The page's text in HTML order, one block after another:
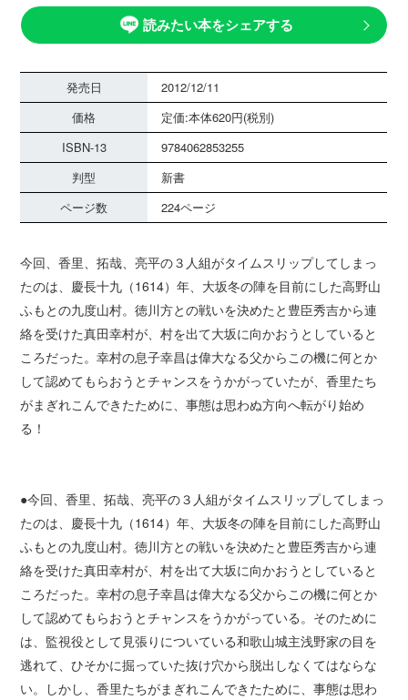
読みたい本をシェアする
発売日
2012/12/11
価格
定価:本体620円(税別)
ISBN-13
9784062853255
判型
新書
ページ数
224ページ
今回、香里、拓哉、亮平の３人組がタイムスリップしてしまっ
たのは、慶長十九（1614）年、大坂冬の陣を目前にした高野山
ふもとの九度山村。徳川方との戦いを決めたと豊臣秀吉から連
絡を受けた真田幸村が、村を出て大坂に向かおうとしていると
ころだった。幸村の息子幸昌は偉大なる父からこの機に何とか
して認めてもらおうとチャンスをうかがっていたが、香里たち
がまぎれこんできたために、事態は思わぬ方向へ転がり始め
る！
●今回、香里、拓哉、亮平の３人組がタイムスリップしてしまっ
たのは、慶長十九（1614）年、大坂冬の陣を目前にした高野山
ふもとの九度山村。徳川方との戦いを決めたと豊臣秀吉から連
絡を受けた真田幸村が、村を出て大坂に向かおうとしていると
ころだった。幸村の息子幸昌は偉大なる父からこの機に何とか
して認めてもらおうとチャンスをうかがっている。そのために
は、監視役として見張りについている和歌山城主浅野家の目を
逃れて、ひそかに掘っていた抜け穴から脱出しなくてはならな
い。しかし、香里たちがまぎれこんできたために、事態は思わ